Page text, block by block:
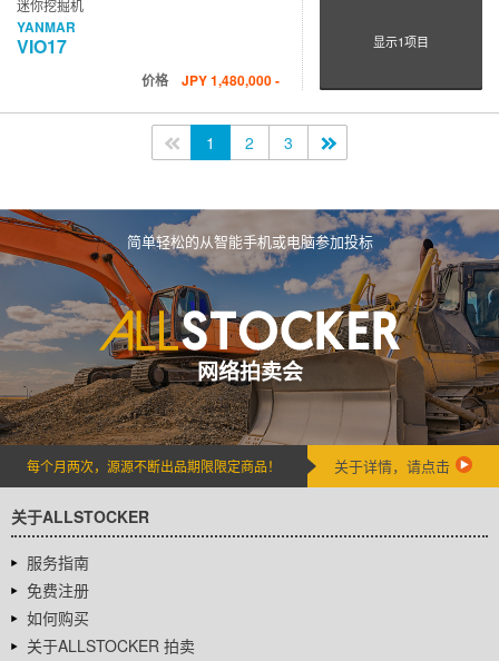
迷你挖掘机
YANMAR
VIO17
价格 JPY1,480,000-
显示1项目
<<1 2 3
简单轻松的从智能手机或电脑参加投标
网络拍卖会
每个月两次，源源不断出品期限限定商品！ 关于详情，请点击
关于ALLSTOCKER
服务指南
免费注册
如何购买
关于ALLSTOCKER 拍卖